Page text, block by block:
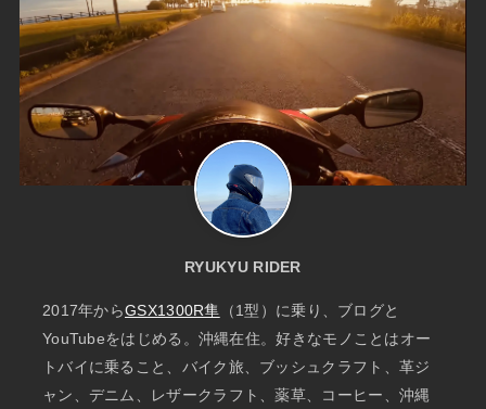
RYUKYU RIDER
2017年からGSX1300R隼 （1型）に乗り、ブログと
YouTubeをはじめる。沖縄在住。好きなモノことはオー
トバイに乗ること、バイク旅、ブッシュクラフト、革ジ
ャン、デニム、レザークラフト、薬草、コーヒー、沖縄